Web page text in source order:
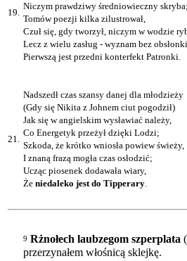
19.
Niczym prawdziwy średniowieczny skryba;
Tomów poezji kilka zilustrował,
Czuł się, gdy tworzył, niczym w wodzie
Lecz z wielu zasług - wyznam bez
Pierwszą jest przedni konterfekt Patronki.
21.
Nadszedł czas szansy danej dla młodzieży
(Gdy się Nikita z Johnem ciut pogodził)
Jak się w angielskim wysławiać należy,
Co Energetyk przeżył dzięki Lodzi;
Szkoda, że krótko wniosła powiew świeży,
I znaną frazą mogła czas osłodzić;
Ucząc piosenek dodawała wiary,
Że niedaleko jest do Tipperary.
9 Rżnołech laubzegom szperplata
przerzynałem włośnicą sklejkę.